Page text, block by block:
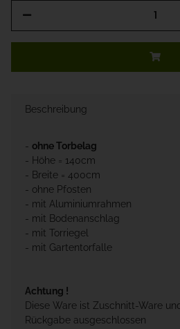
Beschreibung
- ohne Torbelag
- Höhe = 140cm
- Breite = 400cm
- ohne Pfosten
- mit Aluminiumrahmen
- mit Bodenanschlag
- mit Torriegel
- mit Gartentorfalle
Achtung !
Diese Ware ist Zuschnitt-Ware
Rückgabe ausgeschlossen